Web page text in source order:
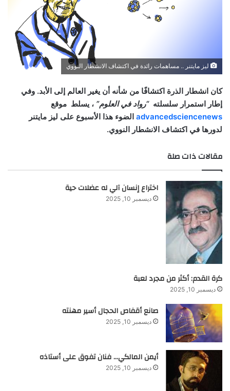
ليز مايتنر .. مساهمات رائدة في اكتشاف الانشطار النووي
كان انشطار الذرة اكتشافًا من شأنه أن يغير العالم إلى الأبد. وفي
إطار استمرار سلسلته“رواد في العلوم” ، يسلط موقع
advancedsciencenews الضوء هذا الأسبوع على ليز مايتنر
لدورها في اكتشاف الانشطار النووي.
مقالات ذات صلة
اختراع إنسان آلي له عضلات حية
ديسمبر 10, 2025
كرة القدم: أكثر من مجرد لعبة
ديسمبر 10, 2025
صانع أقفاص الحجال أسير مهنته
ديسمبر 10, 2025
أيمن المالكي… فنان تفوق على أستاذه
ديسمبر 10, 2025